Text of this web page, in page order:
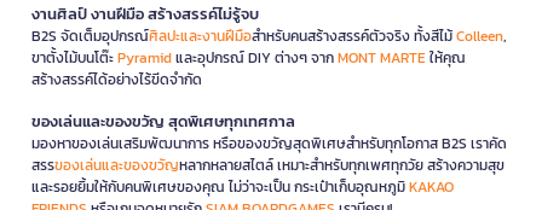
งานศิลป์ งานฝีมือ สร้างสรรค์ไม่รู้จบ
B2S จัดเต็มอุปกรณ์ศิลปะและงานฝีมือสำหรับคนสร้างสรรค์ตัวจริง ทั้งสีไม้Colleen,
ขาตั้งไม้บนโต๊ะPyramidและอุปกรณ์ DIY ต่างๆ จากMONT MARTEให้คุณ
สร้างสรรค์ได้อย่างไร้ขีดจำกัด
ของเล่นและของขวัญ สุดพิเศษทุกเทศกาล
มองหาของเล่นเสริมพัฒนาการ หรือของขวัญสุดพิเศษสำหรับทุกโอกาส B2S เราคัด
สรรของเล่นและของขวัญหลากหลายสไตล์ เหมาะสำหรับทุกเพศทุกวัย สร้างความสุข
และรอยยิ้มให้กับคนพิเศษของคุณ ไม่ว่าจะเป็น กระเป๋าเก็บอุณหภูมิKAKAO